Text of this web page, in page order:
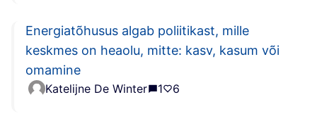
Energiatõhusus algab poliitikast, mille
keskmes on heaolu, mitte: kasv, kasum või
omamine
Katelijne De Winter 1 6